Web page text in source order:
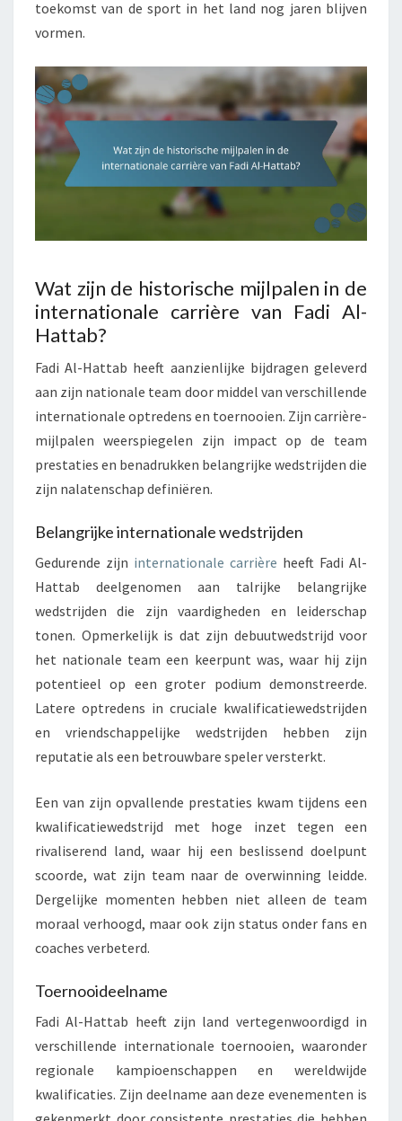
toekomst van de sport in het land nog jaren blijven
vormen.
Wat zijn de historische mijlpalen in de
internationale carrière van Fadi Al-
Hattab?
Fadi Al-Hattab heeft aanzienlijke bijdragen geleverd
aan zijn nationale team door middel van verschillende
internationale optredens en toernooien. Zijn carrière-
mijlpalen weerspiegelen zijn impact op de team
prestaties en benadrukken belangrijke wedstrijden die
zijn nalatenschap definiëren.
Belangrijke internationale wedstrijden
Gedurende zijn internationale carrière heeft Fadi Al-
Hattab deelgenomen aan talrijke belangrijke
wedstrijden die zijn vaardigheden en leiderschap
tonen. Opmerkelijk is dat zijn debuutwedstrijd voor
het nationale team een keerpunt was, waar hij zijn
potentieel op een groter podium demonstreerde.
Latere optredens in cruciale kwalificatiewedstrijden
en vriendschappelijke wedstrijden hebben zijn
reputatie als een betrouwbare speler versterkt.
Een van zijn opvallende prestaties kwam tijdens een
kwalificatiewedstrijd met hoge inzet tegen een
rivaliserend land, waar hij een beslissend doelpunt
scoorde, wat zijn team naar de overwinning leidde.
Dergelijke momenten hebben niet alleen de team
moraal verhoogd, maar ook zijn status onder fans en
coaches verbeterd.
Toernooideelname
Fadi Al-Hattab heeft zijn land vertegenwoordigd in
verschillende internationale toernooien, waaronder
regionale kampioenschappen en wereldwijde
kwalificaties. Zijn deelname aan deze evenementen is